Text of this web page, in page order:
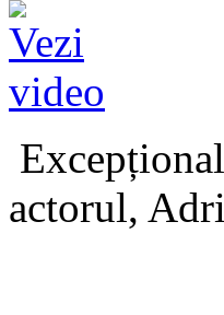
actorul,